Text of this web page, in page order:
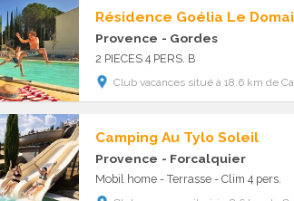
Provence - Gordes
2 PIECES 4 PERS. B
Club vacances situé à 18.6 km de
Camping Au Tylo Soleil
Provence - Forcalquier
Mobil home - Terrasse - Clim 4 pers.